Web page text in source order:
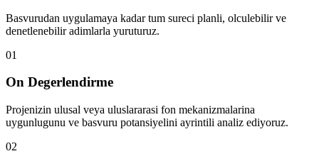
Basvurudan uygulamaya kadar tum sureci planli, olculebilir ve
denetlenebilir adimlarla yuruturuz.
01
On Degerlendirme
Projenizin ulusal veya uluslararasi fon mekanizmalarina
uygunlugunu ve basvuru potansiyelini ayrintili analiz ediyoruz.
02